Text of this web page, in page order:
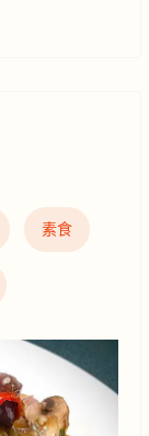
素食